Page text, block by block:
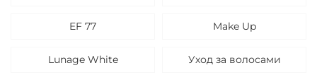
EF 77 Make Up
Lunage White Уход за волосами